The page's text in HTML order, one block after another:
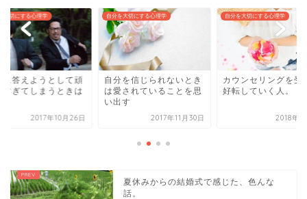
大切にする心理学
に答えようとして頑
すぎてしまうときは
2017年10月26日
自分を大切にする心理学
自分を信じられないとき
は愛されていることを思
い出す
2017年11月30日
自分を大切にする心理学
カウンセリングを受
好転していく人。
2018年2
夏休みからの結婚式で感じた、色んな
話。